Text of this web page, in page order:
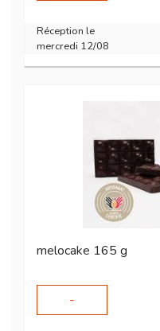
Réception le
mercredi 12/08
melocake 165 g
-